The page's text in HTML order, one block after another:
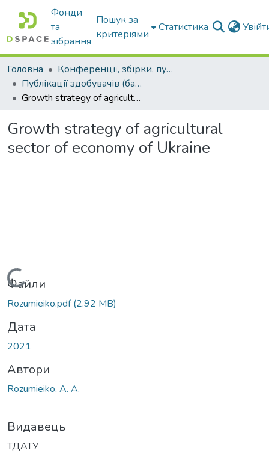
Фонди
та
зібрання
Пошук за
критеріями
Статистика
Головна
Конференції, збірки, публікації молодих вчених і здобувачів : магістрів, бакалаврів, аспірантів.
Публікації здобувачів (бакалаврів. магістрів, аспірантів)
Growth strategy of agricultural sector of economy of Ukraine
Growth strategy of agricultural
sector of economy of Ukraine
Вантажиться...
Файли
Rozumieiko.pdf(2.92 MB)
Дата
2021
Автори
Rozumieiko, A. A.
Видавець
ТДАТУ